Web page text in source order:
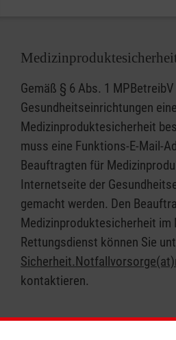
Gemäß § 6 Abs. 1
Gesundheitseinrichtungen
Medizinproduktesicherheit
muss eine Funktions-E-Mail-
Beauftragten für
Internetseite der
gemacht werden. Den
Medizinproduktesicherheit im
Rettungsdienst können Sie
kontaktieren.